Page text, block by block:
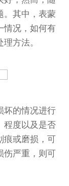
。其中，表蒙
情况，如何有
方法。
的情况进行
程度以及是否
痕或磨损，可
伤严重，则可